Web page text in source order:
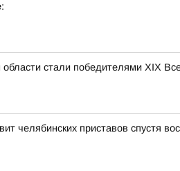
стали победителями XIX
челябинских приставов спустя